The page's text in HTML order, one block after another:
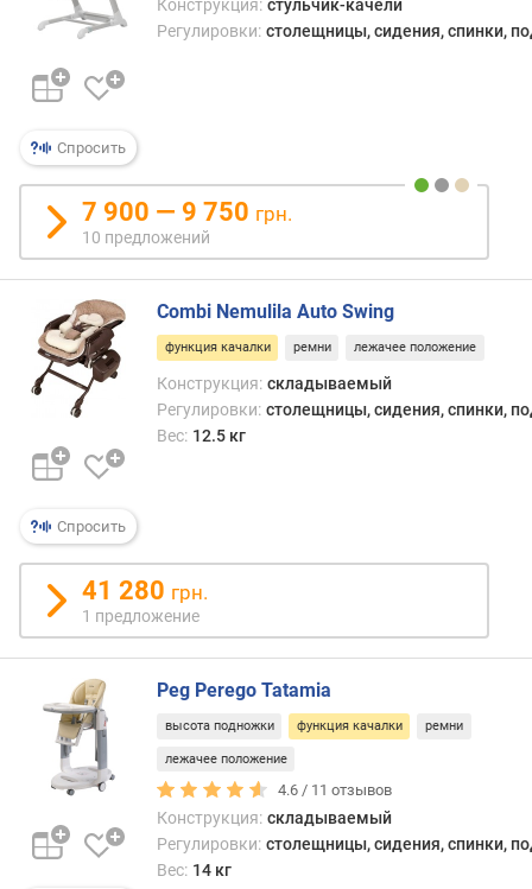
п
о
т
з
ы
в
а
м
п
о
д
е
д
б
а
л
н
я
п
о
о
л
Спросить
Конструкция: стульчик-качели
Регулировки: столещницы, сидения, спинки,
7 900 — 9 750 грн.
10 предложений
Спросить
Combi Nemulila Auto Swing
функция качалки ремни лежачее положение
Конструкция: складываемый
Регулировки: столещницы, сидения, спинки,
Вес: 12.5 кг
41 280 грн.
1 предложение
Peg Perego Tatamia
высота подножки функция качалки ремни
лежачее положение
4.6 / 11 отзывов
Конструкция: складываемый
Регулировки: столещницы, сидения, спинки,
Вес: 14 кг